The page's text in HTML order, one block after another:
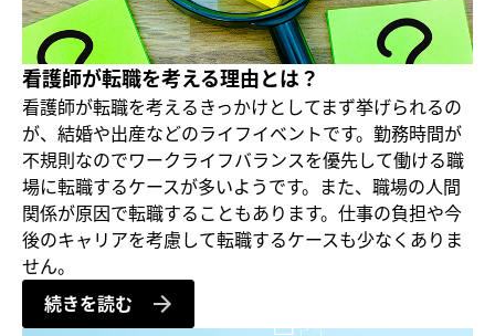
看護師が転職を考える理由とは？
看護師が転職を考えるきっかけとしてまず挙げられるの
が、結婚や出産などのライフイベントです。勤務時間が
不規則なのでワークライフバランスを優先して働ける職
場に転職するケースが多いようです。また、職場の人間
関係が原因で転職することもあります。仕事の負担や今
後のキャリアを考慮して転職するケースも少なくありま
せん。
続きを読む